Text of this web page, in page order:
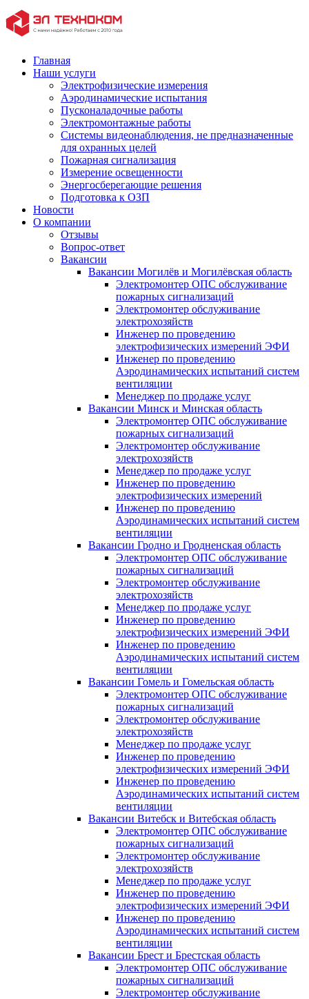
Главная
Наши услуги
Электрофизические измерения
Аэродинамические испытания
Пусконаладочные работы
Электромонтажные работы
Системы видеонаблюдения, не предназначенные
для охранных целей
Пожарная сигнализация
Измерение освещенности
Энергосберегающие решения
Подготовка к ОЗП
Новости
О компании
Отзывы
Вопрос-ответ
Вакансии
Вакансии Могилёв и Могилёвская область
Электромонтер ОПС обслуживание
пожарных сигнализаций
Электромонтер обслуживание
электрохозяйств
Инженер по проведению
электрофизических измерений ЭФИ
Инженер по проведению
Аэродинамических испытаний систем
вентиляции
Менеджер по продаже услуг
Вакансии Минск и Минская область
Электромонтер ОПС обслуживание
пожарных сигнализаций
Электромонтер обслуживание
электрохозяйств
Менеджер по продаже услуг
Инженер по проведению
электрофизических измерений
Инженер по проведению
Аэродинамических испытаний систем
вентиляции
Вакансии Гродно и Гродненская область
Электромонтер ОПС обслуживание
пожарных сигнализаций
Электромонтер обслуживание
электрохозяйств
Менеджер по продаже услуг
Инженер по проведению
электрофизических измерений ЭФИ
Инженер по проведению
Аэродинамических испытаний систем
вентиляции
Вакансии Гомель и Гомельская область
Электромонтер ОПС обслуживание
пожарных сигнализаций
Электромонтер обслуживание
электрохозяйств
Менеджер по продаже услуг
Инженер по проведению
электрофизических измерений ЭФИ
Инженер по проведению
Аэродинамических испытаний систем
вентиляции
Вакансии Витебск и Витебская область
Электромонтер ОПС обслуживание
пожарных сигнализаций
Электромонтер обслуживание
электрохозяйств
Менеджер по продаже услуг
Инженер по проведению
электрофизических измерений ЭФИ
Инженер по проведению
Аэродинамических испытаний систем
вентиляции
Вакансии Брест и Брестская область
Электромонтер ОПС обслуживание
пожарных сигнализаций
Электромонтер обслуживание